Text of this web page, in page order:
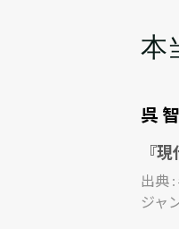
本
呉
『
出典 :
ジャ